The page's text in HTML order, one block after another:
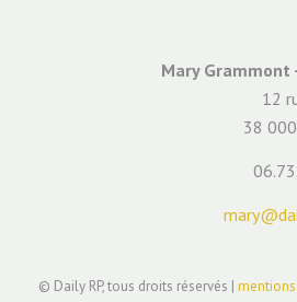
Mary Grammont
12
38
© Daily RP, tous droits réservés |